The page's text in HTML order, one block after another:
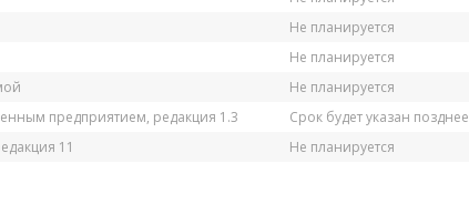
Не планируется
Не планируется
Не планируется
предприятием, редакция 1.3
Срок будет указан позднее
11
Не планируется